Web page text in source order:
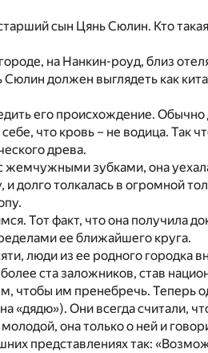
сын Цянь Сюлин. Кто
на Нанкин-роуд, близ
должен выглядеть как
его происхождение. Обычно
что кровь – не водица. Так
древа.
жемчужными зубками, она
долго толкалась в огромной
Тот факт, что она получила
ее ближайшего круга.
люди из ее родного городка
ста заложников, став
чтобы им пренебречь. Теперь
«дядю»). Они всегда считали,
она только о ней и
представлениях так: